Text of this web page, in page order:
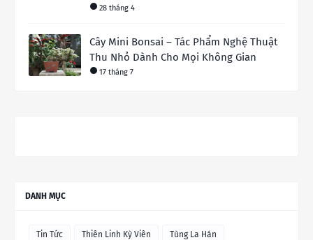
28 tháng 4
Cây Mini Bonsai – Tác Phẩm Nghệ Thuật
Thu Nhỏ Dành Cho Mọi Không Gian
17 tháng 7
DANH MỤC
Tin Tức Thiên Linh Kỳ Viên Tùng La Hán